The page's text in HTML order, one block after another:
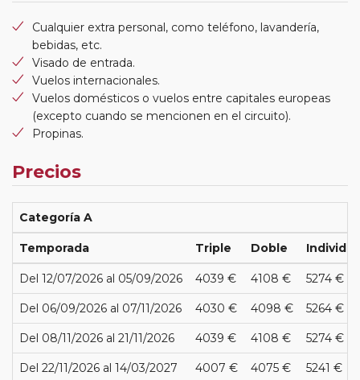
Cualquier extra personal, como teléfono, lavandería,
bebidas, etc.
Visado de entrada.
Vuelos internacionales.
Vuelos domésticos o vuelos entre capitales europeas
(excepto cuando se mencionen en el circuito).
Propinas.
Precios
Categoría A
Temporada Triple Doble
Del 12/07/2026 al 05/09/2026 4039 € 4108 € 5274 €
Del 06/09/2026 al 07/11/2026 4030 € 4098 € 5264 €
Del 08/11/2026 al 21/11/2026 4039 € 4108 € 5274 €
Del 22/11/2026 al 14/03/2027 4007 € 4075 € 5241 €